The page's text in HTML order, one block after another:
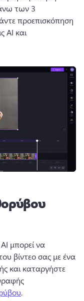
των 3
προεπισκόπηση
AI και
μπορεί να
βίντεο σας με ένα
και καταργήστε
.